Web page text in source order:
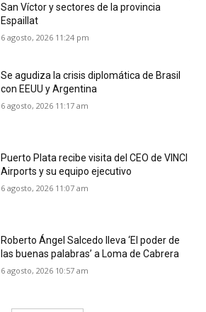
San Víctor y sectores de la provincia
Espaillat
6 agosto, 2026 11:24 pm
Se agudiza la crisis diplomática de Brasil
con EEUU y Argentina
6 agosto, 2026 11:17 am
Puerto Plata recibe visita del CEO de VINCI
Airports y su equipo ejecutivo
6 agosto, 2026 11:07 am
Roberto Ángel Salcedo lleva ‘El poder de
las buenas palabras’ a Loma de Cabrera
6 agosto, 2026 10:57 am